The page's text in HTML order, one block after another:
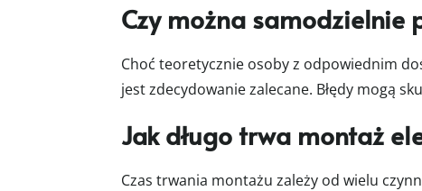
Czy można samodzielnie
Choć teoretycznie osoby z odpowiednim
jest zdecydowanie zalecane. Błędy mogą
Jak długo trwa montaż
Czas trwania montażu zależy od wielu